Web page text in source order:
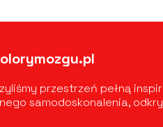
przestrzeń pełną
samodoskonalenia,